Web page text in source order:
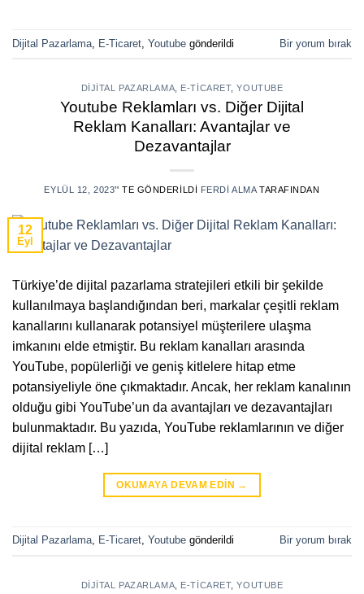
Dijital Pazarlama E-Ticaret Youtube gönderildi Bir yorum bırak
DIJITAL PAZARLAMA E-TICARET,YOUTUBE
Youtube Reklamları vs. Diğer Dijital
Reklam Kanalları: Avantajlar ve
Dezavantajlar
EYLÜL 12, 2023’' TE GÖNDERILDI FERDI ALMATARAFINDAN
12
Eyl
Türkiye’de dijital pazarlama stratejileri etkili bir şekilde
kullanılmaya başlandığından beri, markalar çeşitli reklam
kanallarını kullanarak potansiyel müşterilere ulaşma
imkanını elde etmiştir. Bu reklam kanalları arasında
YouTube, popülerliği ve geniş kitlelere hitap etme
potansiyeliyle öne çıkmaktadır. Ancak, her reklam kanalının
olduğu gibi YouTube’un da avantajları ve dezavantajları
bulunmaktadır. Bu yazıda, YouTube reklamlarının ve diğer
dijital reklam […]
OKUMAYA DEVAM EDIN →
Dijital Pazarlama, E-Ticaret, Youtube gönderildi Bir yorum bırak
DIJITAL PAZARLAMA E-TICARET,YOUTUBE